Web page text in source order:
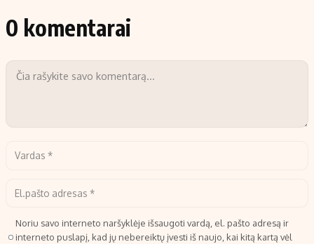
0 komentarai
Noriu savo interneto naršyklėje išsaugoti vardą, el. pašto adresą ir
interneto puslapį, kad jų nebereiktų įvesti iš naujo, kai kitą kartą vėl